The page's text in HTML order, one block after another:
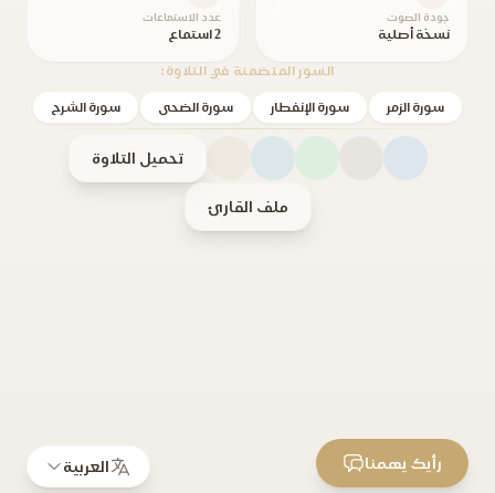
جودة الصوت
نسخة أصلية
عدد الاستماعات
2 استماع
السور المتضمنة في التلاوة:
سورة الزمر سورة الإنفطار سورة الضحى سورة الشرح
تحميل التلاوة
ملف القارئ
العربية رأيك يهمنا